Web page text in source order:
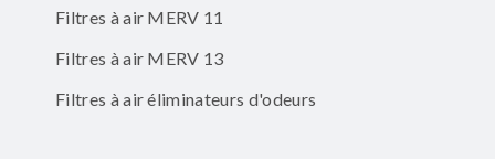
Filtres à air MERV 11
Filtres à air MERV 13
Filtres à air éliminateurs d'odeurs